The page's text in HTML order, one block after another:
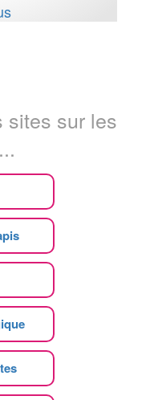
sites sur les